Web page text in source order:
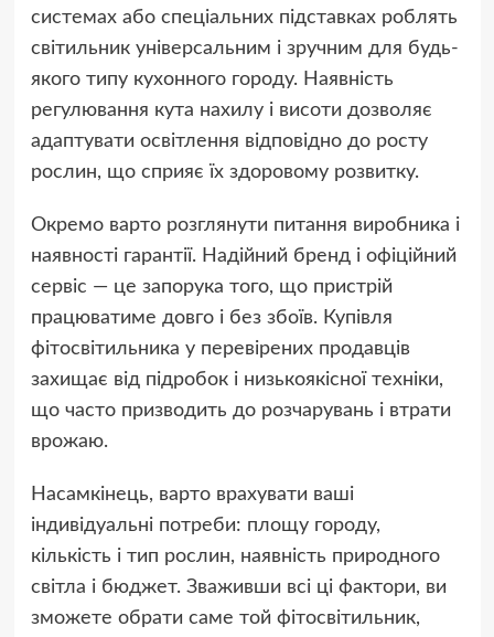
системах або спеціальних підставках роблять
світильник універсальним і зручним для будь-
якого типу кухонного городу. Наявність
регулювання кута нахилу і висоти дозволяє
адаптувати освітлення відповідно до росту
рослин, що сприяє їх здоровому розвитку.
Окремо варто розглянути питання виробника і
наявності гарантії. Надійний бренд і офіційний
сервіс — це запорука того, що пристрій
працюватиме довго і без збоїв. Купівля
фітосвітильника у перевірених продавців
захищає від підробок і низькоякісної техніки,
що часто призводить до розчарувань і втрати
врожаю.
Насамкінець, варто врахувати ваші
індивідуальні потреби: площу городу,
кількість і тип рослин, наявність природного
світла і бюджет. Зваживши всі ці фактори, ви
зможете обрати саме той фітосвітильник,